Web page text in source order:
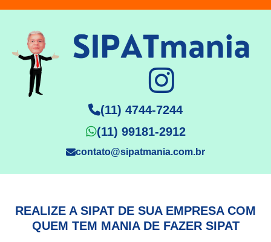
(11) 4744-7244
(11) 99181-2912
contato@sipatmania.com.br
REALIZE A SIPAT DE SUA EMPRESA COM
QUEM TEM MANIA DE FAZER SIPAT